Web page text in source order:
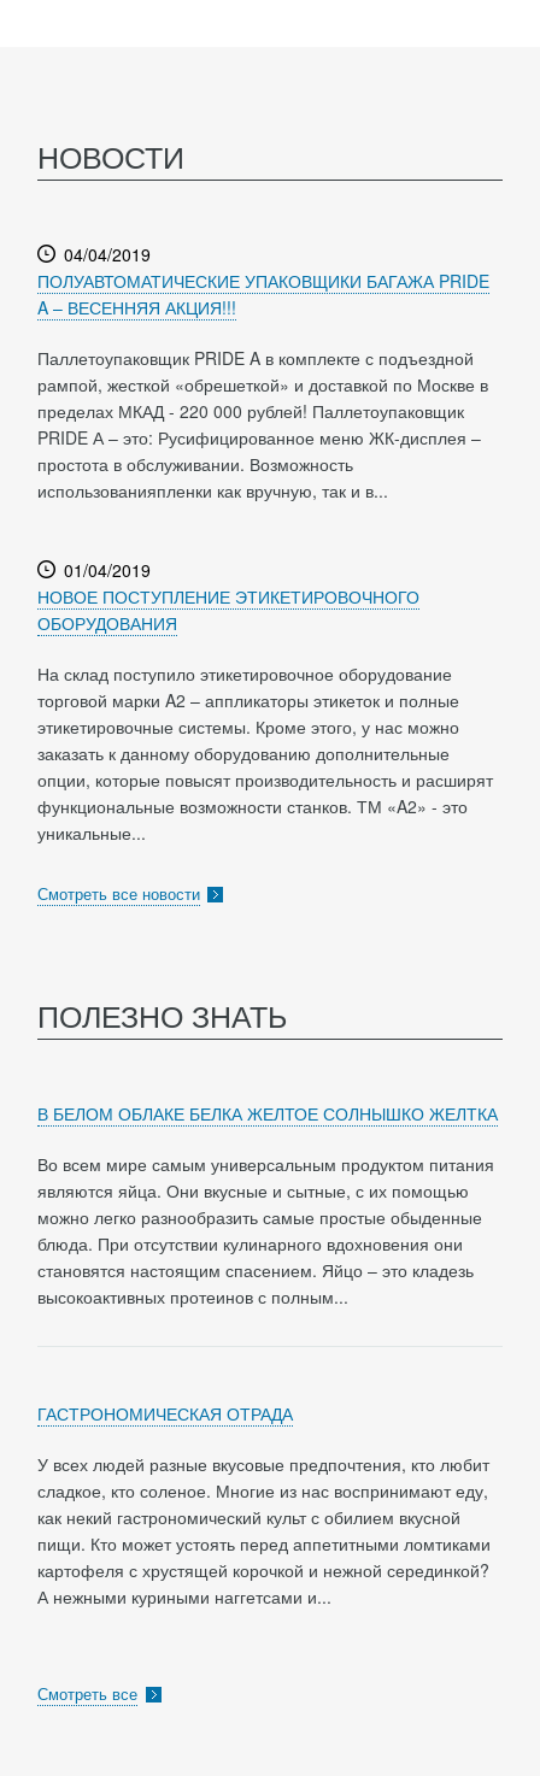
НОВОСТИ
04/04/2019
ПОЛУАВТОМАТИЧЕСКИЕ УПАКОВЩИКИ БАГАЖА PRIDE
A – ВЕСЕННЯЯ АКЦИЯ!!!
Паллетоупаковщик PRIDE A в комплекте с подъездной
рампой, жесткой «обрешеткой» и доставкой по Москве в
пределах МКАД - 220 000 рублей! Паллетоупаковщик
PRIDE А – это: Русифицированное меню ЖК-дисплея –
простота в обслуживании. Возможность
использованияпленки как вручную, так и в...
01/04/2019
НОВОЕ ПОСТУПЛЕНИЕ ЭТИКЕТИРОВОЧНОГО
ОБОРУДОВАНИЯ
На склад поступило этикетировочное оборудование
торговой марки A2 – аппликаторы этикеток и полные
этикетировочные системы. Кроме этого, у нас можно
заказать к данному оборудованию дополнительные
опции, которые повысят производительность и расширят
функциональные возможности станков. ТМ «A2» - это
уникальные...
Смотреть все новости
ПОЛЕЗНО ЗНАТЬ
В БЕЛОМ ОБЛАКЕ БЕЛКА ЖЕЛТОЕ СОЛНЫШКО ЖЕЛТКА
Во всем мире самым универсальным продуктом питания
являются яйца. Они вкусные и сытные, с их помощью
можно легко разнообразить самые простые обыденные
блюда. При отсутствии кулинарного вдохновения они
становятся настоящим спасением. Яйцо – это кладезь
высокоактивных протеинов с полным...
ГАСТРОНОМИЧЕСКАЯ ОТРАДА
У всех людей разные вкусовые предпочтения, кто любит
сладкое, кто соленое. Многие из нас воспринимают еду,
как некий гастрономический культ с обилием вкусной
пищи. Кто может устоять перед аппетитными ломтиками
картофеля с хрустящей корочкой и нежной серединкой?
А нежными куриными наггетсами и...
Смотреть все